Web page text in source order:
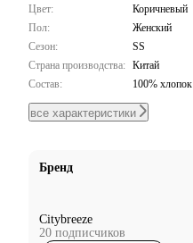
Цвет:
Коричневый
Пол:
Женский
Сезон:
SS
Страна производства: Китай
Состав:
100% хлопок
все характеристики
Бренд
Citybreeze
20 подписчиков